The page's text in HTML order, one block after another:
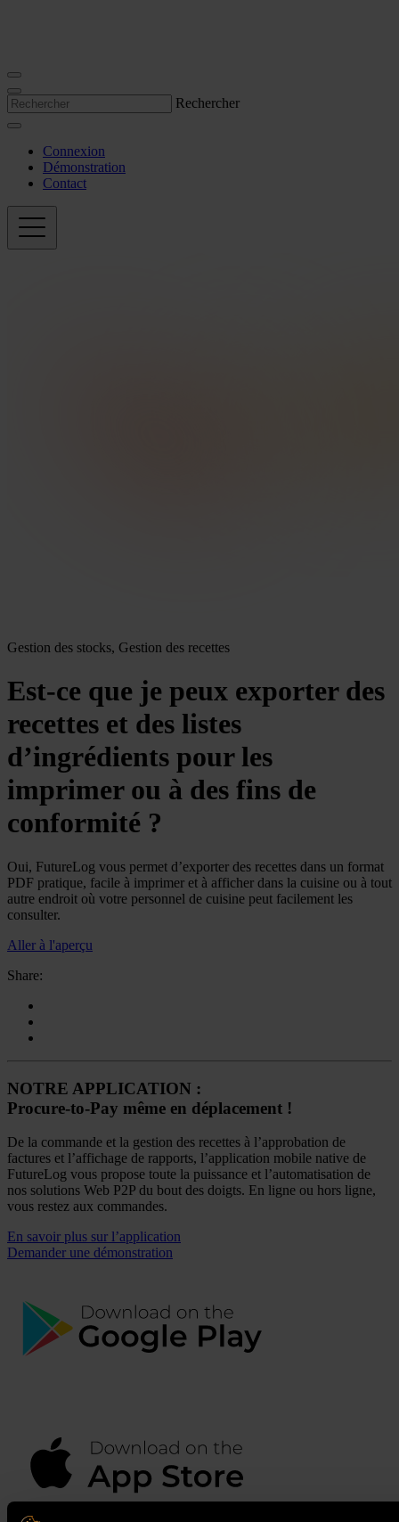
Rechercher
Connexion
Démonstration
Contact
Gestion des stocks, Gestion des recettes
Est-ce que je peux exporter des
recettes et des listes
d’ingrédients pour les
imprimer ou à des fins de
conformité ?
Oui, FutureLog vous permet d’exporter des recettes dans un format
PDF pratique, facile à imprimer et à afficher dans la cuisine ou à tout
autre endroit où votre personnel de cuisine peut facilement les
consulter.
Aller à l'aperçu
Share:
NOTRE APPLICATION :
Procure-to-Pay même en déplacement !
De la commande et la gestion des recettes à l’approbation de
factures et l’affichage de rapports, l’application mobile native de
FutureLog vous propose toute la puissance et l’automatisation de
nos solutions Web P2P du bout des doigts. En ligne ou hors ligne,
vous restez aux commandes.
En savoir plus sur l’application
Demander une démonstration